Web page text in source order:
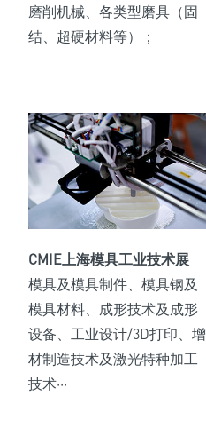
磨削机械、各类型磨具（固
结、超硬材料等）；
CMIE上海模具工业技术展
模具及模具制件、模具钢及
模具材料、成形技术及成形
设备、工业设计/3D打印、增
材制造技术及激光特种加工
技术···